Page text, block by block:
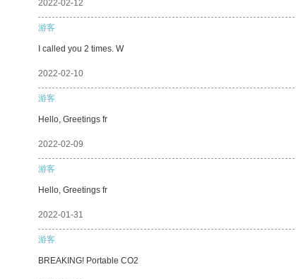
2022-02-12
游客
I called you 2 times. W
2022-02-10
游客
Hello, Greetings fr
2022-02-09
游客
Hello, Greetings fr
2022-01-31
游客
BREAKING! Portable CO2